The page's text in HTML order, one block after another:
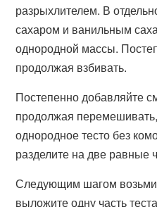
разрыхлителем. В
сахаром и ванильным
однородной массы.
продолжая взбивать.
Постепенно добавляйте
продолжая
однородное тесто без
разделите на две равные
Следующим шагом
выложите одну часть